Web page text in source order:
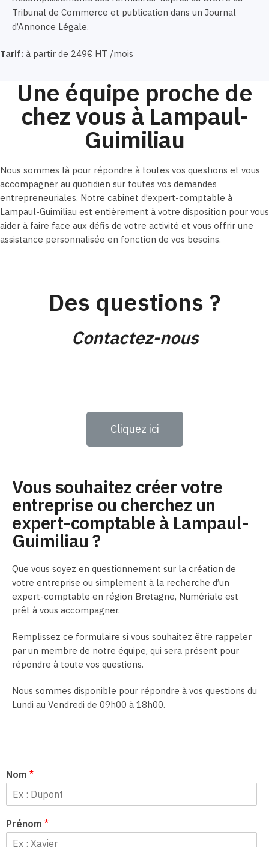
Tribunal de Commerce et publication dans un Journal
d’Annonce Légale.
Tarif: à partir de 249€ HT /mois
Une équipe proche de
chez vous à Lampaul-
Guimiliau
Nous sommes là pour répondre à toutes vos questions et vous
accompagner au quotidien sur toutes vos demandes
entrepreneuriales. Notre cabinet d’expert-comptable à
Lampaul-Guimiliau est entièrement à votre disposition pour vous
aider à faire face aux défis de votre activité et vous offrir une
assistance personnalisée en fonction de vos besoins.
Des questions ?
Contactez-nous
Cliquez ici
Vous souhaitez créer votre
entreprise ou cherchez un
expert-comptable à Lampaul-
Guimiliau ?
Que vous soyez en questionnement sur la création de
votre entreprise ou simplement à la recherche d’un
expert-comptable en région Bretagne, Numériale est
prêt à vous accompagner.
Remplissez ce formulaire si vous souhaitez être rappeler
par un membre de notre équipe, qui sera présent pour
répondre à toute vos questions.
Nous sommes disponible pour répondre à vos questions du
Lundi au Vendredi de 09h00 à 18h00.
Nom *
Prénom *